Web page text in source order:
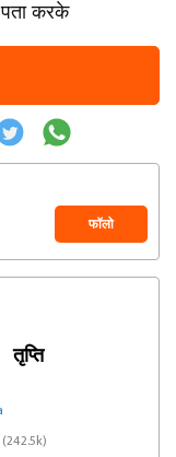
करके
फॉलो
तृप्ति
(242.5k)